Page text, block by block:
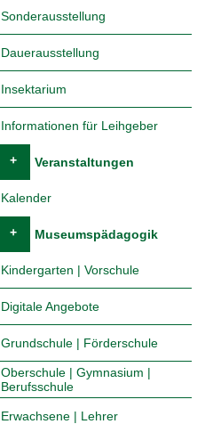
Sonderausstellung
Dauerausstellung
Insektarium
Informationen für Leihgeber
+ Veranstaltungen
Kalender
+ Museumspädagogik
Kindergarten | Vorschule
Digitale Angebote
Grundschule | Förderschule
Oberschule | Gymnasium |
Berufsschule
Erwachsene | Lehrer